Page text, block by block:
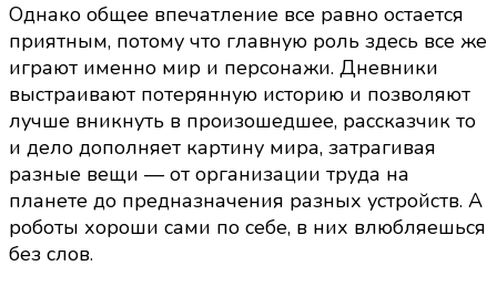
Однако общее впечатление все равно остается
приятным, потому что главную роль здесь все же
играют именно мир и персонажи. Дневники
выстраивают потерянную историю и позволяют
лучше вникнуть в произошедшее, рассказчик то
и дело дополняет картину мира, затрагивая
разные вещи — от организации труда на
планете до предназначения разных устройств. А
роботы хороши сами по себе, в них влюбляешься
без слов.